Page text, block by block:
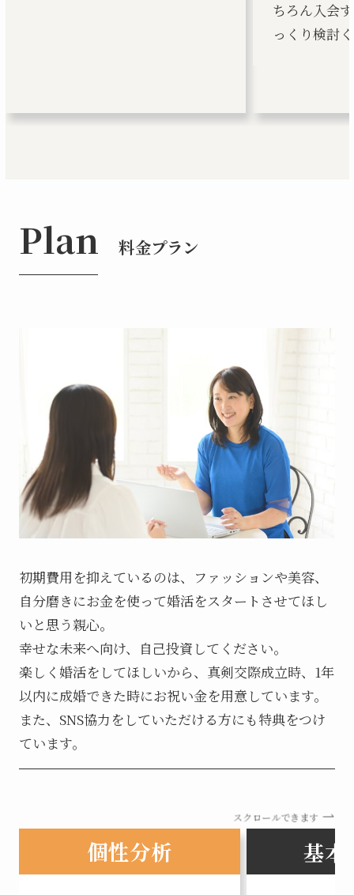
ちろん入会
っくり検討
Plan 料金プラン
初期費用を抑えているのは、ファッションや美容、
自分磨きにお金を使って婚活をスタートさせてほし
いと思う親心。
幸せな未来へ向け、自己投資してください。
楽しく婚活をしてほしいから、真剣交際成立時、1年
以内に成婚できた時にお祝い金を用意しています。
また、SNS協力をしていただける方にも特典をつけ
ています。
スクロールできます
個性分析 基本